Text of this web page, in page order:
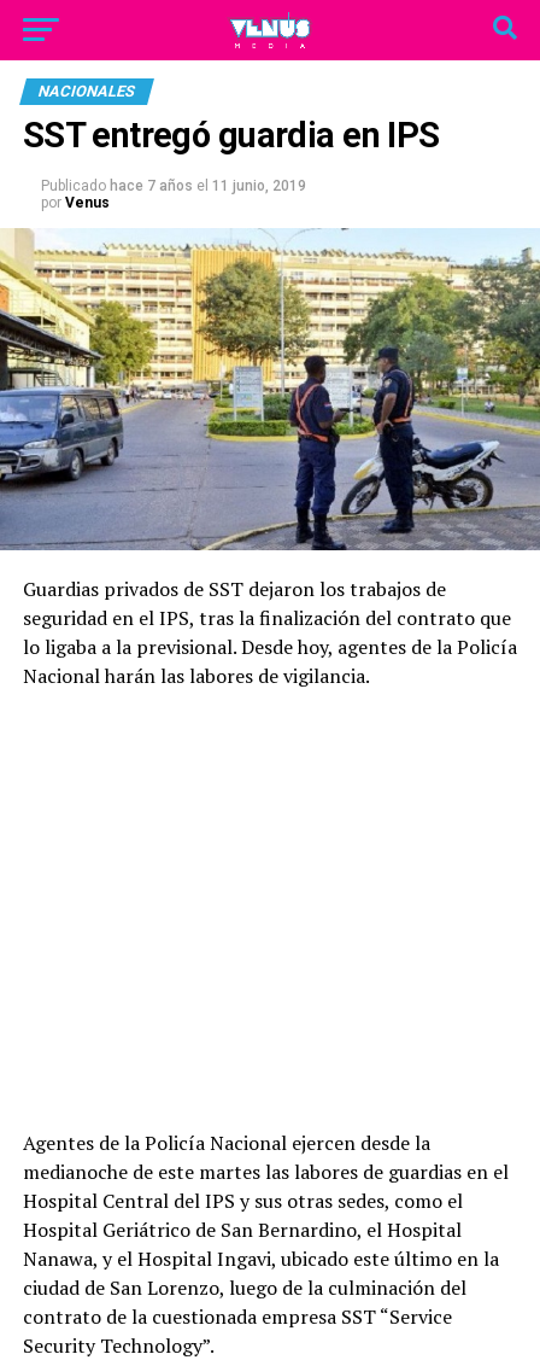
NACIONALES
SST entregó guardia en IPS
Publicado hace 7 años el 11 junio, 2019
por Venus
Guardias privados de SST dejaron los trabajos de
seguridad en el IPS, tras la finalización del contrato que
lo ligaba a la previsional. Desde hoy, agentes de la Policía
Nacional harán las labores de vigilancia.
Agentes de la Policía Nacional ejercen desde la
medianoche de este martes las labores de guardias en el
Hospital Central del IPS y sus otras sedes, como el
Hospital Geriátrico de San Bernardino, el Hospital
Nanawa, y el Hospital Ingavi, ubicado este último en la
ciudad de San Lorenzo, luego de la culminación del
contrato de la cuestionada empresa SST “Service
Security Technology”.